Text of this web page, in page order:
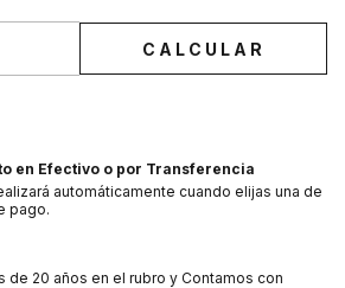
CALCULAR
en Efectivo o por Transferencia
automáticamente cuando elijas una de
pago.
de 20 años en el rubro y Contamos con